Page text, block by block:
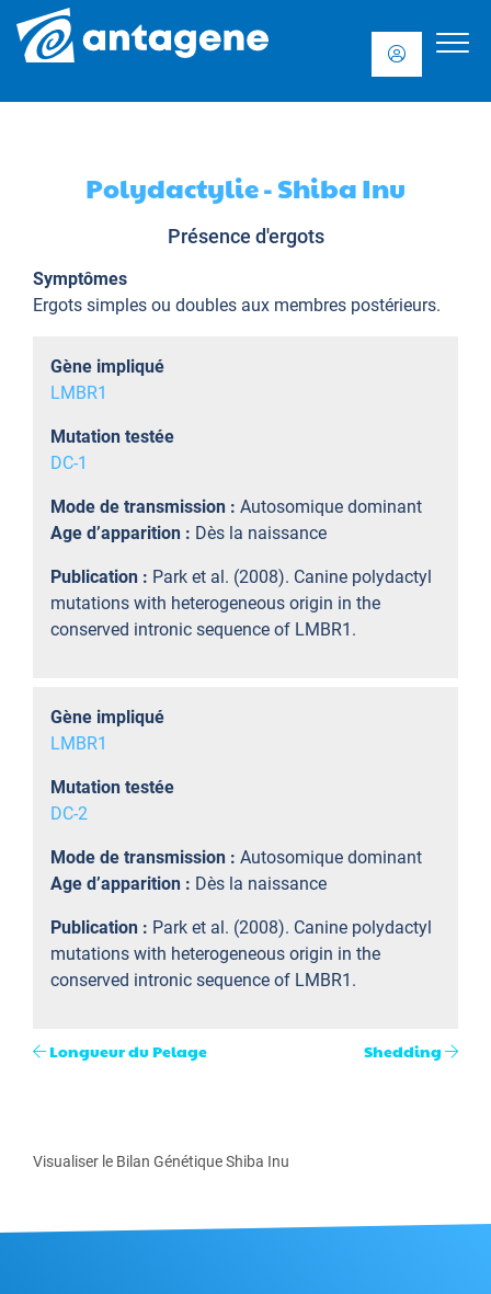
Polydactylie - Shiba Inu
Présence d'ergots
Symptômes
Ergots simples ou doubles aux membres postérieurs.
Gène impliqué
LMBR1
Mutation testée
DC-1
Mode de transmission : Autosomique dominant
Age d’apparition : Dès la naissance
Publication : Park et al. (2008). Canine polydactyl
mutations with heterogeneous origin in the
conserved intronic sequence of LMBR1.
Gène impliqué
LMBR1
Mutation testée
DC-2
Mode de transmission : Autosomique dominant
Age d’apparition : Dès la naissance
Publication : Park et al. (2008). Canine polydactyl
mutations with heterogeneous origin in the
conserved intronic sequence of LMBR1.
Longueur du Pelage Shedding
Visualiser le Bilan Génétique Shiba Inu